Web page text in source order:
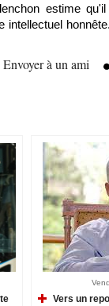
estime
à un ami
Vers un